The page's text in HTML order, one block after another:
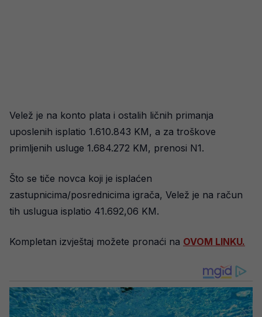
Velež je na konto plata i ostalih ličnih primanja
uposlenih isplatio 1.610.843 KM, a za troškove
primljenih usluge 1.684.272 KM, prenosi N1.
Što se tiče novca koji je isplaćen
zastupnicima/posrednicima igrača, Velež je na račun
tih uslugua isplatio 41.692,06 KM.
Kompletan izvještaj možete pronaći na OVOM LINKU.